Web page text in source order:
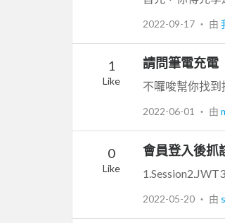
2022-09-17 ‧ 由
1
Like
請問筆電充電
2022-06-01 ‧ 由
0
Like
會員登入後抓
2022-05-20 ‧ 由